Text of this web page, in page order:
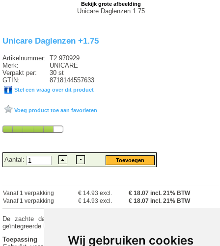
Wij gebruiken cookies
Bekijk grote afbeelding
Unicare Daglenzen 1.75
Unicare Daglenzen +1.75
Artikelnummer:
Merk:
Verpakt per:
GTIN:
T2 970929
UNICARE
30 st
8718144557633
Stel een vraag over dit product
Voeg product toe aan favorieten
Aantal:
Vanaf 1 verpakking € 14.93 excl. €18.07 incl. 21% BTW
Vanaf 1 verpakking
€ 14.93 excl. € 18.07 incl. 21% BTW
De zachte daglenzen van Unicare zijn lenzen van hoge kwaliteit met
geïntegreerde UV-bescherming en met een optimaal draagniveau.
Toepassing